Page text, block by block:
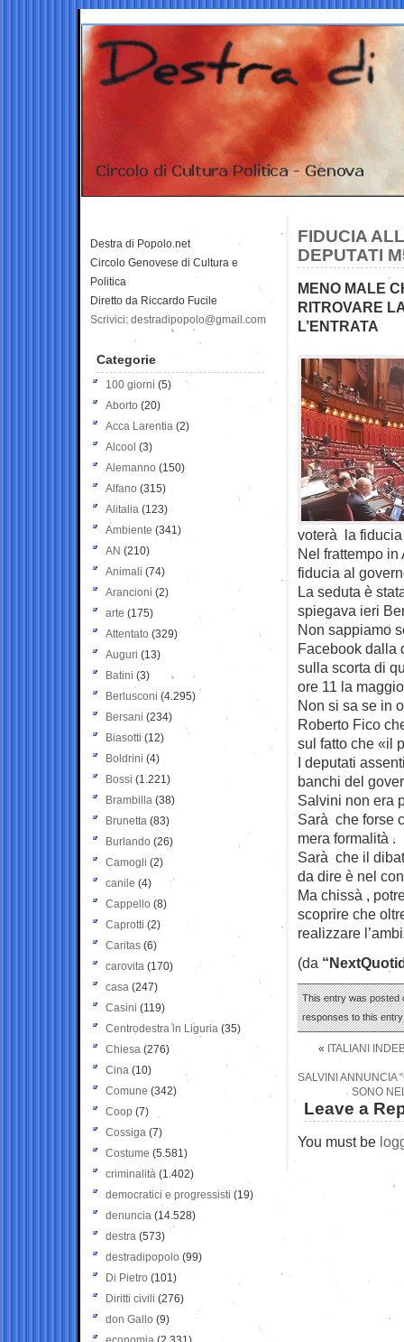
FIDUCIA
DEPUTATI
MENO MALE
RITROVARE
L’ENTRATA
voterà la
Nel frattempo
fiducia al
La seduta è
spiegava ieri
Non sappiamo
Facebook dalla
sulla scorta di
ore 11 la
Non si sa se in
Roberto Fico
sul fatto che «il
I deputati
banchi del
Salvini non era
Sarà che forse
mera formalità .
Sarà che il
da dire è nel
Ma chissà ,
scoprire che
realizzare
(da
This entry was posted
responses to this
« ITALIANI
SALVINI ANNUNCIA
SONO
Leave a
You must be
Destra di Popolo.net
Circolo Genovese di Cultura e
Politica
Diretto da Riccardo Fucile
Scrivici: destradipopolo@gmail.com
Categorie
100 giorni (5)
Aborto (20)
Acca Larentia (2)
Alcool (3)
Alemanno (150)
Alfano (315)
Alitalia (123)
Ambiente (341)
AN (210)
Animali (74)
Arancioni (2)
arte (175)
Attentato (329)
Auguri (13)
Batini (3)
Berlusconi (4.295)
Bersani (234)
Biasotti (12)
Boldrini (4)
Bossi (1.221)
Brambilla (38)
Brunetta (83)
Burlando (26)
Camogli (2)
canile (4)
Cappello (8)
Caprotti (2)
Caritas (6)
carovita (170)
casa (247)
Casini (119)
Centrodestra in Liguria (35)
Chiesa (276)
Cina (10)
Comune (342)
Coop (7)
Cossiga (7)
Costume (5.581)
criminalità (1.402)
democratici e progressisti (19)
denuncia (14.528)
destra (573)
destradipopolo (99)
Di Pietro (101)
Diritti civili (276)
don Gallo (9)